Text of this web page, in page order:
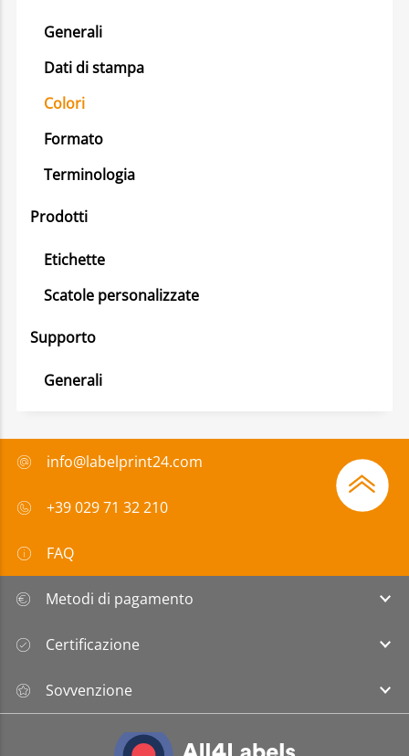
Generali
Dati di stampa
Colori
Formato
Terminologia
Prodotti
Etichette
Scatole personalizzate
Supporto
Generali
info@labelprint24.com
+39 029 71 32 210
FAQ
Metodi di pagamento
Certificazione
Sovvenzione